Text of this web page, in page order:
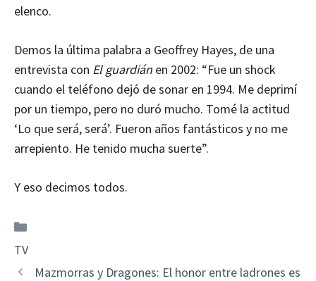
elenco.
Demos la última palabra a Geoffrey Hayes, de una
entrevista con El guardián en 2002: “Fue un shock
cuando el teléfono dejó de sonar en 1994. Me deprimí
por un tiempo, pero no duró mucho. Tomé la actitud
‘Lo que será, será’. Fueron años fantásticos y no me
arrepiento. He tenido mucha suerte”.
Y eso decimos todos.
TV
Mazmorras y Dragones: El honor entre ladrones es